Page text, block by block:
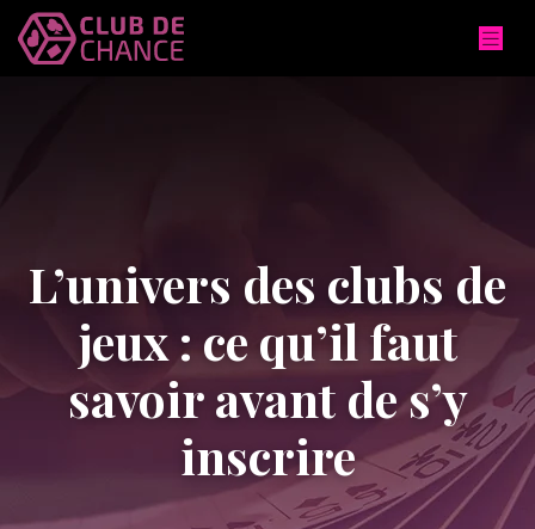
L’univers des clubs de
jeux : ce qu’il faut
savoir avant de s’y
inscrire